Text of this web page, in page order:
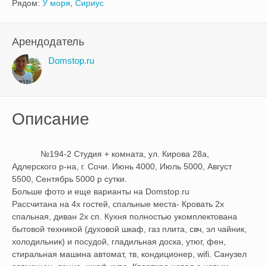
Рядом: У моря Сириус
Арендодатель
Domstop.ru
Описание
Адлерского р-на, г. Сочи. Июнь 4000, Июль 5000, Август
5500, Сентябрь 5000 р сутки.
Больше фото и еще варианты на Domstop.ru
Рассчитана на 4х гостей, спальные места- Кровать 2х
спальная, диван 2х сп. Кухня полностью укомплектована
бытовой техникой (духовой шкаф, газ плита, свч, эл чайник,
холодильник) и посудой, гладильная доска, утюг, фен,
стиральная машина автомат, тв, кондиционер, wifi. Санузел